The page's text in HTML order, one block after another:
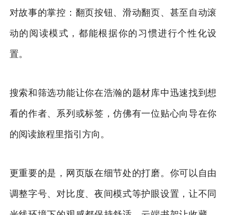
对故事的掌控：翻页按钮、滑动翻页、甚至自动滚
动的阅读模式，都能根据你的习惯进行个性化设
置。
搜索和筛选功能让你在浩瀚的题材库中迅速找到想
看的作者、系列或标签，仿佛有一位贴心向导在你
的阅读旅程里指引方向。
更重要的是，网页版在细节处的打磨。你可以自由
调整字号、对比度、夜间模式等护眼设置，让不同